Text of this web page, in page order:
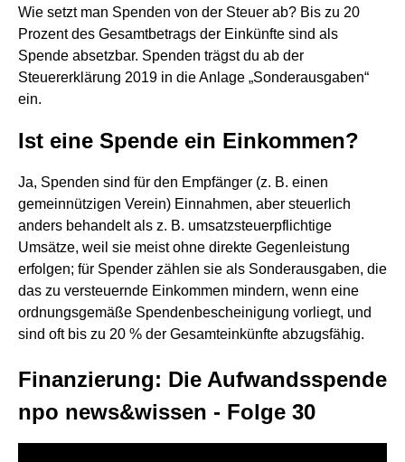
Wie setzt man Spenden von der Steuer ab? Bis zu 20
Prozent des Gesamtbetrags der Einkünfte sind als
Spende absetzbar. Spenden trägst du ab der
Steuererklärung 2019 in die Anlage „Sonderausgaben“
ein.
Ist eine Spende ein Einkommen?
Ja, Spenden sind für den Empfänger (z. B. einen
gemeinnützigen Verein) Einnahmen, aber steuerlich
anders behandelt als z. B. umsatzsteuerpflichtige
Umsätze, weil sie meist ohne direkte Gegenleistung
erfolgen; für Spender zählen sie als Sonderausgaben, die
das zu versteuernde Einkommen mindern, wenn eine
ordnungsgemäße Spendenbescheinigung vorliegt, und
sind oft bis zu 20 % der Gesamteinkünfte abzugsfähig.
Finanzierung: Die Aufwandsspende
npo news&wissen - Folge 30